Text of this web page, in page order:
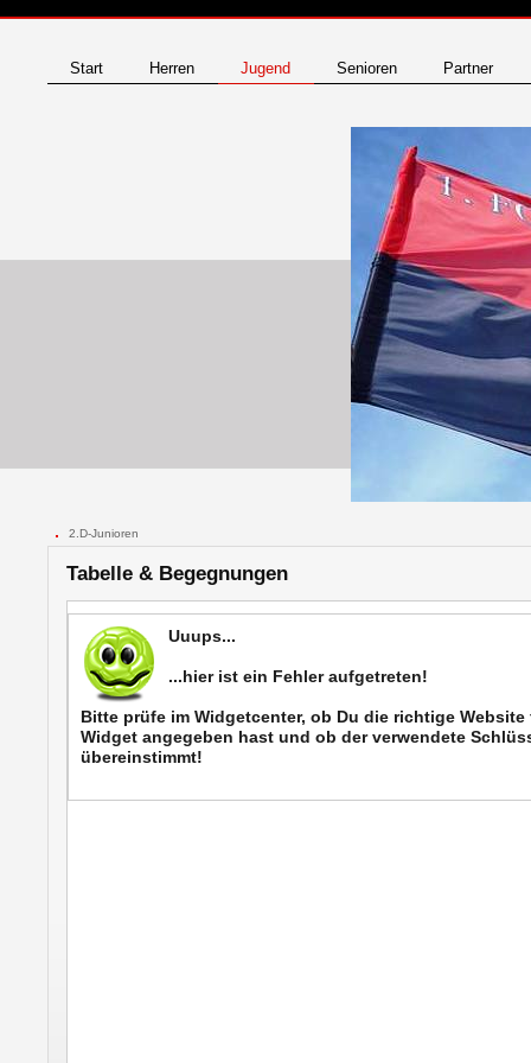
2.D-Junioren
Tabelle & Begegnungen
Start Herren Jugend Senioren Partner